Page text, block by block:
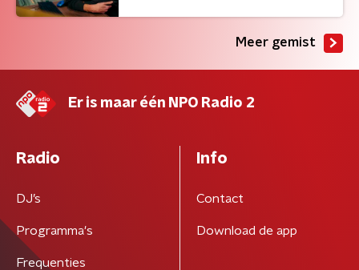
Meer gemist
Er is maar één NPO Radio 2
Radio
DJ’s
Programma's
Frequenties
Info
Contact
Download de app